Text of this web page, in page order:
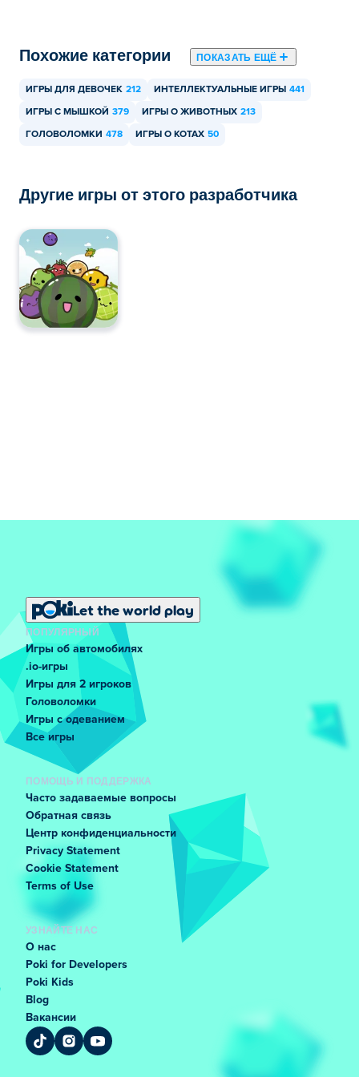
Похожие категории ПОКАЗАТЬ ЕЩЁ
ИГРЫ ДЛЯ ДЕВОЧЕК 212 ИНТЕЛЛЕКТУАЛЬНЫЕ ИГРЫ 441
ИГРЫ С МЫШКОЙ 379 ИГРЫ О ЖИВОТНЫХ 213
ГОЛОВОЛОМКИ 478 ИГРЫ О КОТАХ 50
Другие игры от этого разработчика
Let the world play
ПОПУЛЯРНЫЙ
Игры об автомобилях
.io-игры
Игры для 2 игроков
Головоломки
Игры с одеванием
Все игры
ПОМОЩЬ И ПОДДЕРЖКА
Часто задаваемые вопросы
Обратная связь
Центр конфиденциальности
Privacy Statement
Cookie Statement
Terms of Use
УЗНАЙТЕ НАС
О нас
Poki for Developers
Poki Kids
Blog
Вакансии